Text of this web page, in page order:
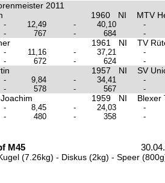
2011
1960 NI MTV
- 12,49 - 40,10
-
- 767 - 684 -
1961 NI TV
- 11,16 - 37,21
-
- 672 - 624 -
1957 NI SV
- 9,84 - 34,41
-
- 578 - 567 -
1959 NI Blexer
- 8,45 - 24,03
-
- 480 - 358 -
M45
(7.26kg) - Diskus (2kg) - Speer